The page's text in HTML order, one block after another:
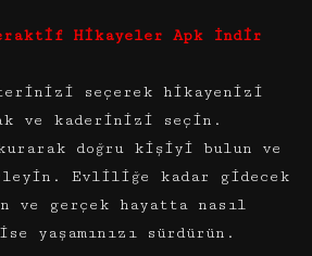
Hikayeler Apk İndir
seçerek hikayenizi
ve kaderinizi seçin.
doğru kişiyi bulun ve
Evliliğe kadar gidecek
gerçek hayatta nasıl
yaşamınızı sürdürün.